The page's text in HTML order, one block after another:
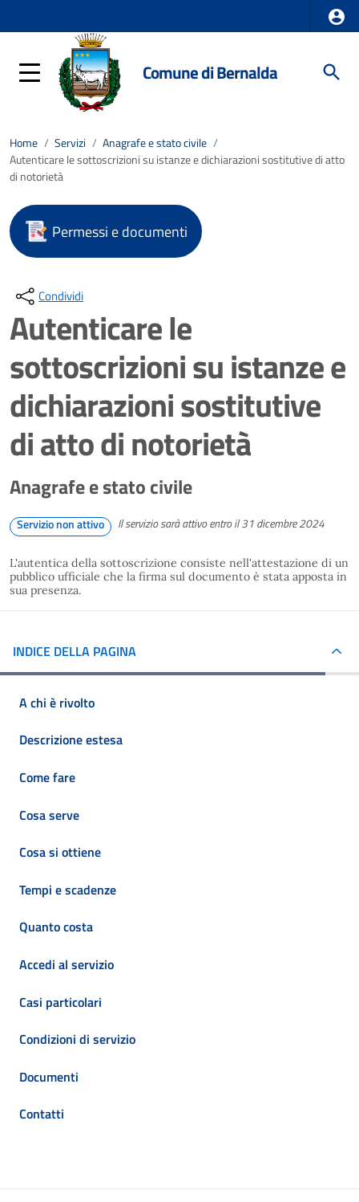
Comune di Bernalda
Home / Servizi / Anagrafe e stato civile /
Autenticare le sottoscrizioni su istanze e dichiarazioni sostitutive di atto
di notorietà
Permessi e documenti
Condividi
Autenticare le
sottoscrizioni su istanze e
dichiarazioni sostitutive
di atto di notorietà
Anagrafe e stato civile
Servizio non attivo Il servizio sarà attivo entro il 31 dicembre 2024
L'autentica della sottoscrizione consiste nell'attestazione di un
pubblico ufficiale che la firma sul documento è stata apposta in
sua presenza.
INDICE DELLA PAGINA
A chi è rivolto
Descrizione estesa
Come fare
Cosa serve
Cosa si ottiene
Tempi e scadenze
Quanto costa
Accedi al servizio
Casi particolari
Condizioni di servizio
Documenti
Contatti